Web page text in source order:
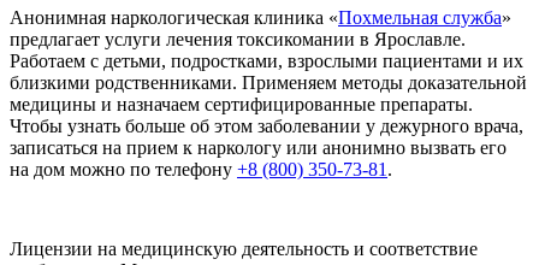
Анонимная наркологическая клиника «Похмельная служба»
предлагает услуги лечения токсикомании в Ярославле.
Работаем с детьми, подростками, взрослыми пациентами и их
близкими родственниками. Применяем методы доказательной
медицины и назначаем сертифицированные препараты.
Чтобы узнать больше об этом заболевании у дежурного врача,
записаться на прием к наркологу или анонимно вызвать его
на дом можно по телефону +8 (800) 350-73-81 .
Лицензии на медицинскую деятельность и соответствие